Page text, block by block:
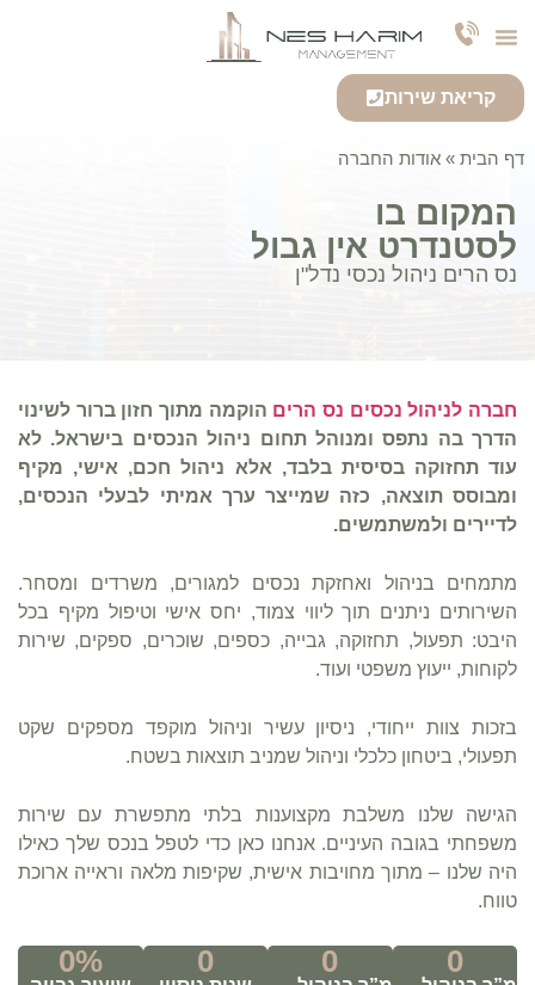
קריאת שירות
דף הבית» אודות החברה
המקום בו
לסטנדרט אין גבול
נס הרים ניהול נכסי נדל"ן
חברה לניהול נכסים נס הרים הוקמה מתוך חזון ברור לשינוי
הדרך בה נתפס ומנוהל תחום ניהול הנכסים בישראל. לא
עוד תחזוקה בסיסית בלבד, אלא ניהול חכם, אישי, מקיף
ומבוסס תוצאה, כזה שמייצר ערך אמיתי לבעלי הנכסים,
לדיירים ולמשתמשים.
מתמחים בניהול ואחזקת נכסים למגורים, משרדים ומסחר.
השירותים ניתנים תוך ליווי צמוד, יחס אישי וטיפול מקיף בכל
היבט: תפעול, תחזוקה, גבייה, כספים, שוכרים, ספקים, שירות
לקוחות, ייעוץ משפטי ועוד.
בזכות צוות ייחודי, ניסיון עשיר וניהול מוקפד מספקים שקט
תפעולי, ביטחון כלכלי וניהול שמניב תוצאות בשטח.
הגישה שלנו משלבת מקצוענות בלתי מתפשרת עם שירות
משפחתי בגובה העיניים. אנחנו כאן כדי לטפל בנכס שלך כאילו
היה שלנו – מתוך מחויבות אישית, שקיפות מלאה וראייה ארוכת
טווח.
0
0
0
%
0